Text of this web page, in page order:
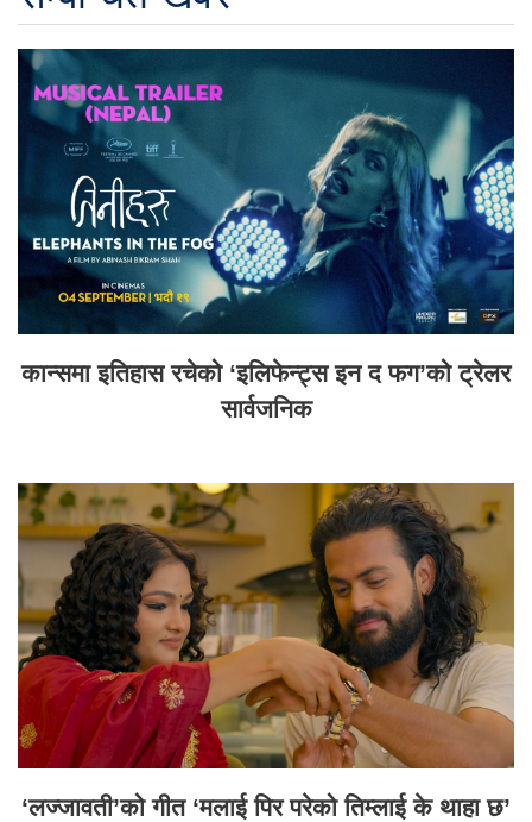
कान्समा इतिहास रचेको ‘इलिफेन्ट्स इन द फग’को ट्रेलर
सार्वजनिक
‘लज्जावती’को गीत ‘मलाई पिर परेको तिम्लाई के थाहा छ’